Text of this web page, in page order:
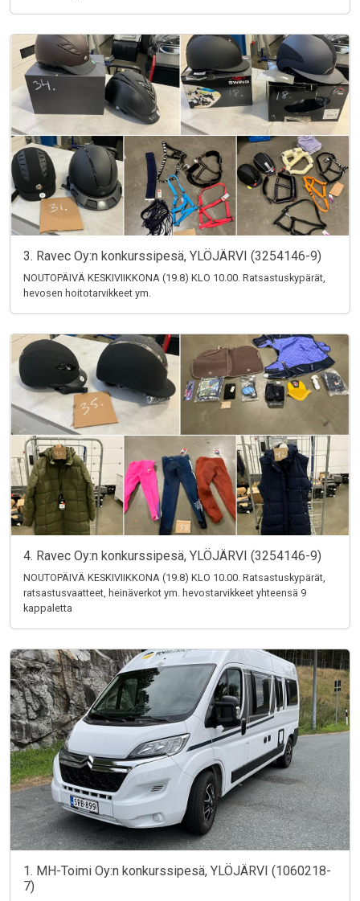
3. Ravec Oy:n konkurssipesä, YLÖJÄRVI (3254146-9)
NOUTOPÄIVÄ KESKIVIIKKONA (19.8) KLO 10.00. Ratsastuskypärät,
hevosen hoitotarvikkeet ym.
4. Ravec Oy:n konkurssipesä, YLÖJÄRVI (3254146-9)
NOUTOPÄIVÄ KESKIVIIKKONA (19.8) KLO 10.00. Ratsastuskypärät,
ratsastusvaatteet, heinäverkot ym. hevostarvikkeet yhteensä 9
kappaletta
1. MH-Toimi Oy:n konkurssipesä, YLÖJÄRVI (1060218-
7)